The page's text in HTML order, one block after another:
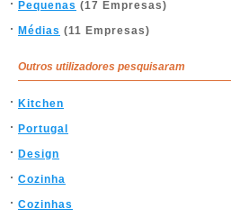
Pequenas (17 Empresas)
Médias (11 Empresas)
Outros utilizadores pesquisaram
Kitchen
Portugal
Design
Cozinha
Cozinhas